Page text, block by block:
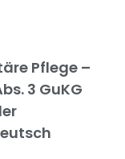
Pflege –
3 GuKG